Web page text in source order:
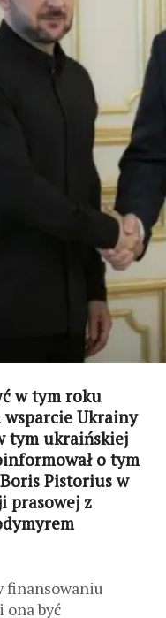
w tym roku
Ukrainy
tym ukraińskiej
o tym
Pistorius w
prasowej z
finansowaniu
ona być